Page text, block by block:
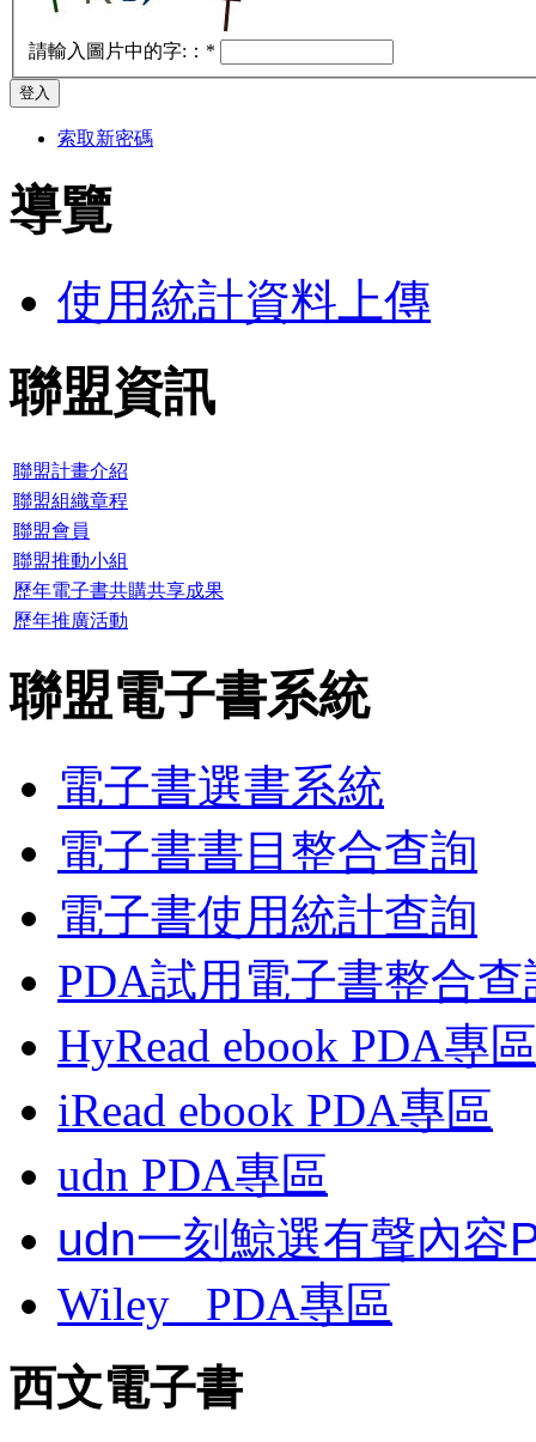
請輸入圖片中的字:： *
索取新密碼
導覽
使用統計資料上傳
聯盟資訊
聯盟計畫介紹
聯盟組織章程
聯盟會員
聯盟推動小組
歷年電子書共購共享成果
歷年推廣活動
聯盟電子書系統
電子書選書系統
電子書書目整合查詢
電子書使用統計查詢
PDA試用電子書整合查
HyRead ebook PDA專區
iRead ebook PDA專區
udn PDA專區
udn一刻鯨選有聲內容
Wiley
PDA專區
西文電子書